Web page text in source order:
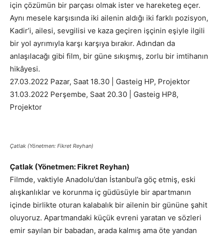
için çözümün bir parçası olmak ister ve hareketeg eçer.
Aynı mesele karşısında iki ailenin aldığı iki farklı pozisyon,
Kadir’i, ailesi, sevgilisi ve kaza geçiren işçinin eşiyle ilgili
bir yol ayrımıyla karşı karşıya bırakır. Adından da
anlaşılacağı gibi film, bir güne sıkışmış, zorlu bir imtihanın
hikâyesi.
27.03.2022 Pazar, Saat 18.30 | Gasteig HP, Projektor
31.03.2022 Perşembe, Saat 20.30 | Gasteig HP8,
Projektor
Çatlak (Yönetmen: Fikret Reyhan)
Çatlak (Yönetmen: Fikret Reyhan)
Filmde, vaktiyle Anadolu’dan İstanbul’a göç etmiş, eski
alışkanlıklar ve korunma iç güdüsüyle bir apartmanın
içinde birlikte oturan kalabalık bir ailenin bir gününe şahit
oluyoruz. Apartmandaki küçük evreni yaratan ve sözleri
emir sayılan bir babadan, arada kalmış ama öte yandan